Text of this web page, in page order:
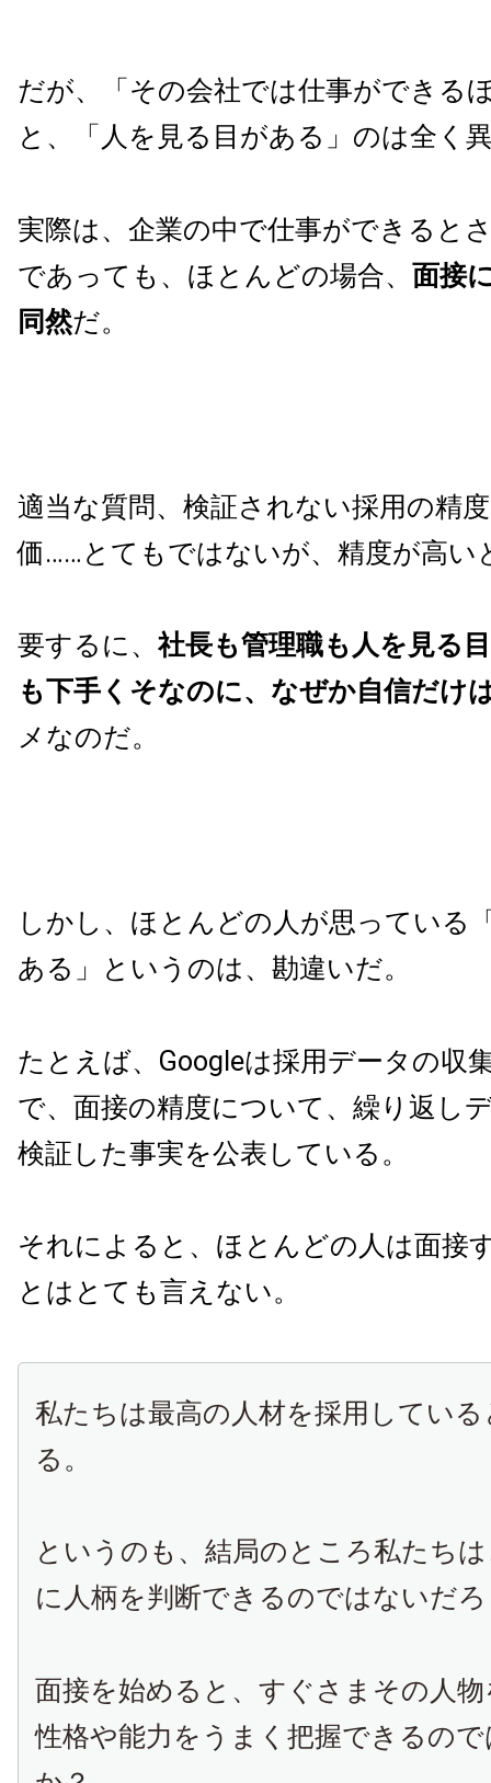
だが、「その会社では仕事ができる
と、「人を見る目がある」のは全く
実際は、企業の中で仕事ができると
であっても、ほとんどの場合、 面接
同然だ。
適当な質問、検証されない採用の精
価……とてもではないが、精度が高い
要するに、 社長も管理職も人を見る
も下手くそなのに、なぜか自信だけ
メなのだ。
しかし、ほとんどの人が思っている
ある」というのは、勘違いだ。
たとえば、Googleは採用データの収
で、面接の精度について、繰り返し
検証した事実を公表している。
それによると、ほとんどの人は面接
とはとても言えない。
私たちは最高の人材を採用してい
る。
というのも、結局のところ私たち
に人柄を判断できるのではないだ
面接を始めると、すぐさまその人
性格や能力をうまく把握できるの